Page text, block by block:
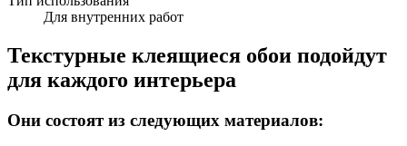
Для внутренних работ
Текстурные клеящиеся обои подойдут
для каждого интерьера
Они состоят из следующих материалов: